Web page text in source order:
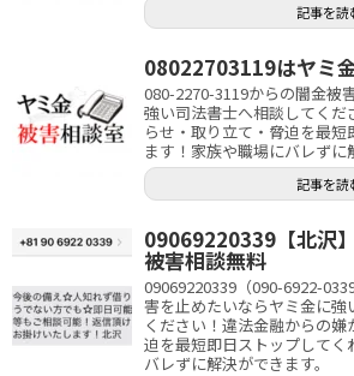
記事を読
08022703119はヤミ
080-2270-3119からの闇金被
強い司法書士へ相談してく
らせ・取り立て・脅迫を最
ます！家族や職場にバレずに
記事を読
09069220339【北沢
被害相談無料
09069220339（090-6922-
害を止めたいならヤミ金に強
ください！違法金融からの
迫を最短即日ストップしてく
バレずに解決ができます。